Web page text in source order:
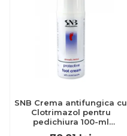
SNB Crema antifungica cu
Clotrimazol pentru
pedichiura 100-ml
EXL359_918